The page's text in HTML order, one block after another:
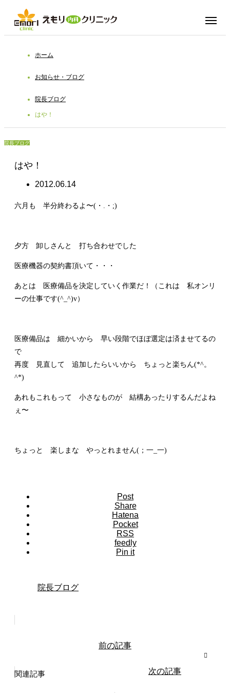
ホーム
お知らせ・ブログ
院長ブログ
はや！
院長ブログ
はや！
2012.06.14
六月も 半分終わるよ〜(・.・;)
夕方 卸しさんと 打ち合わせでした
医療機器の契約書頂いて・・・
あとは 医療備品を決定していく作業だ！（これは 私オンリ
ーの仕事です(^_^)v）
医療備品は 細かいから 早い段階でほぼ選定は済ませてるの
で
再度 見直して 追加したらいいから ちょっと楽ちん(*^。
^*)
あれもこれもって 小さなものが 結構あったりするんだよね
ぇ〜
ちょっと 楽しまな やっとれません(；一_一)
Post
Share
Hatena
Pocket
RSS
feedly
Pin it
院長ブログ
前の記事
次の記事
関連記事